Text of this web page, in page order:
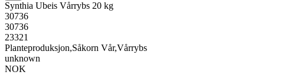
Synthia Ubeis Vårrybs 20 kg
30736
30736
23321
Planteproduksjon,Såkorn Vår,Vårrybs
unknown
NOK